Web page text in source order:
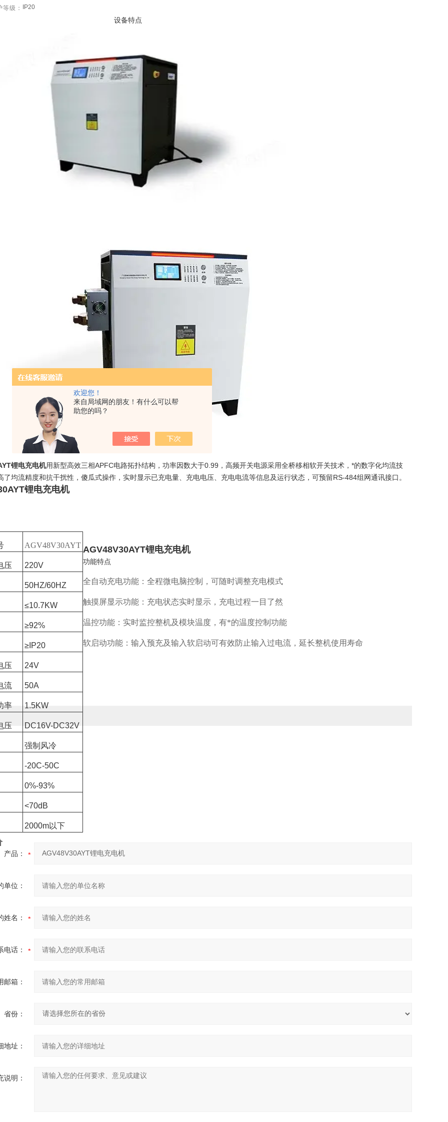
欢迎您！
来自局域网的朋友！有什么可以帮
助您的吗？
等级： IP20
设备特点
锂电充电机用新型高效三相APFC电路拓扑结构，功率因数大于0.99，高频开关电源采用全桥移相软开关技术，*的数字化均流技
了均流精度和抗干扰性，傻瓜式操作，实时显示已充电量、充电电压、充电电流等信息及运行状态，可预留RS-484组网通讯接口。
锂电充电机
AGV48V30AYT
压 220V
50HZ/60HZ
≤10.7KW
≥92%
≥IP20
压 24V
流 50A
率 1.5KW
压 DC16V-DC32V
强制风冷
-20C-50C
0%-93%
<70dB
2000m以下
AGV48V30AYT锂电充电机
功能特点
全自动充电功能：全程微电脑控制，可随时调整充电模式
触摸屏显示功能：充电状态实时显示，充电过程一目了然
温控功能：实时监控整机及模块温度，有*的温度控制功能
软启动功能：输入预充及输入软启动可有效防止输入过电流，延长整机使用寿命
产品：
单位：
姓名：
电话：
邮箱：
省份：
地址：
说明：